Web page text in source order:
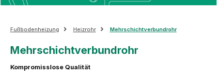
Fußbodenheizung Heizrohr Mehrschichtverbundrohr
Mehrschichtverbundrohr
Kompromisslose Qualität